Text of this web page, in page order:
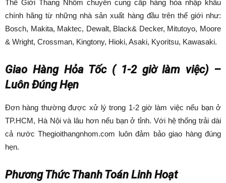
Thế Giới Thang Nhôm chuyên cung cấp hàng hóa nhập khẩu
chính hãng từ những nhà sản xuất hàng đầu trên thế giới như:
Bosch, Makita, Maktec, Dewalt, Black& Decker, Mitutoyo, Moore
& Wright, Crossman, Kingtony, Hioki, Asaki, Kyoritsu, Kawasaki.
Giao Hàng Hỏa Tốc ( 1-2 giờ làm việc) –
Luôn Đúng Hẹn
Đơn hàng thường được xử lý trong 1-2 giờ làm việc nếu bạn ở
TP.HCM, Hà Nội và lâu hơn nếu bạn ở tỉnh. Với hệ thống trải dài
cả nước Thegioithangnhom.com luôn đảm bảo giao hàng đúng
hẹn.
Phương Thức Thanh Toán Linh Hoạt